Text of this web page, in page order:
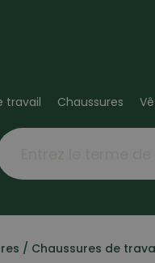
travail Chaussures
/ Chaussures de